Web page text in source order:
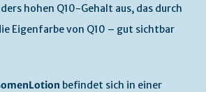
hohen Q10-Gehalt aus, das durch
Eigenfarbe von Q10 – gut sichtbar
befindet sich in einer